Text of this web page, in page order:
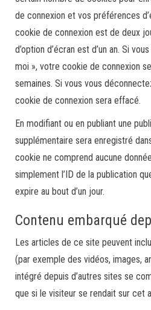
de connexion et vos préférences
cookie de connexion est de deux
d’option d’écran est d’un an. Si
moi », votre cookie de connexion
semaines. Si vous vous
cookie de connexion sera effacé.
En modifiant ou en publiant une
supplémentaire sera enregistré
cookie ne comprend aucune
simplement l’ID de la publication
expire au bout d’un jour.
Contenu embarqué
Les articles de ce site peuvent
(par exemple des vidéos, images,
intégré depuis d’autres sites se
que si le visiteur se rendait sur cet